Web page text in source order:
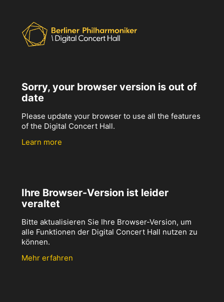
Sorry, your browser version is out of
date
Please update your browser to use all the features
of the Digital Concert Hall.
Learn more
Ihre Browser-Version ist leider
veraltet
Bitte aktualisieren Sie Ihre Browser-Version, um
alle Funktionen der Digital Concert Hall nutzen zu
können.
Mehr erfahren